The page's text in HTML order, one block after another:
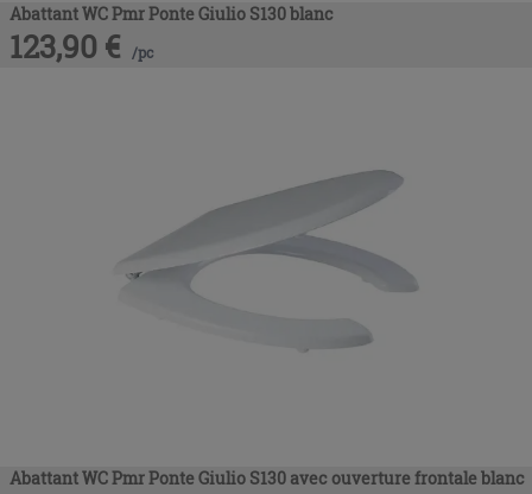
Abattant WC Pmr Ponte Giulio S130 blanc
123,90 € /pc
Abattant WC Pmr Ponte Giulio S130 avec ouverture frontale blanc